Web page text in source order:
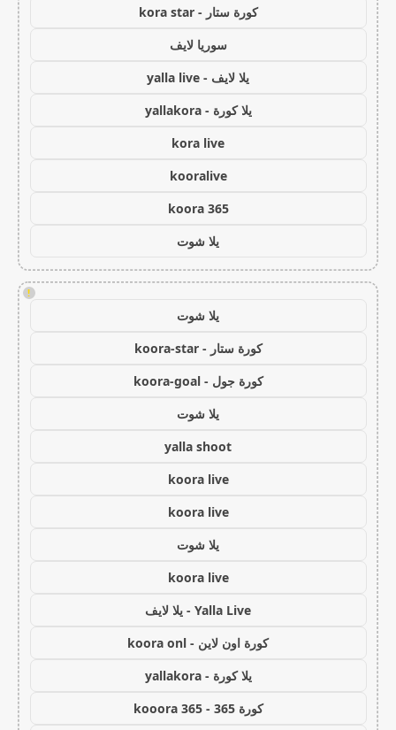
كورة ستار - kora star
سوريا لايف
يلا لايف - yalla live
يلا كورة - yallakora
kora live
kooralive
koora 365
يلا شوت
!
يلا شوت
كورة ستار - koora-star
كورة جول - koora-goal
يلا شوت
yalla shoot
koora live
koora live
يلا شوت
koora live
Yalla Live - يلا لايف
كورة اون لاين - koora onl
يلا كورة - yallakora
كورة 365 - kooora 365